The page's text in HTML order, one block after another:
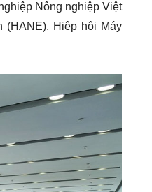
Nông nghiệp Việt
(HANE), Hiệp hội Máy